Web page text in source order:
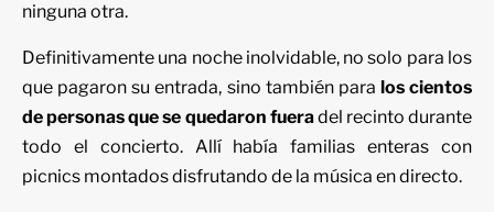
ninguna otra.
Definitivamente una noche inolvidable, no solo para los
que pagaron su entrada, sino también para los cientos
de personas que se quedaron fueradel recinto durante
todo el concierto. Allí había familias enteras con
picnics montados disfrutando de la música en directo.